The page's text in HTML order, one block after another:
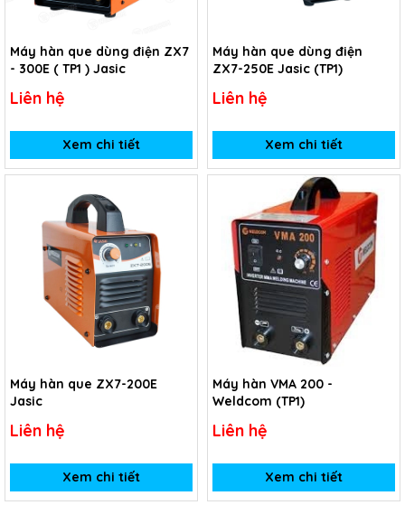
Máy hàn que dùng điện ZX7
- 300E ( TP1 ) Jasic
Liên hệ
Xem chi tiết
Máy hàn que dùng điện
ZX7-250E Jasic (TP1)
Liên hệ
Xem chi tiết
Máy hàn que ZX7-200E
Jasic
Liên hệ
Xem chi tiết
Máy hàn VMA 200 -
Weldcom (TP1)
Liên hệ
Xem chi tiết